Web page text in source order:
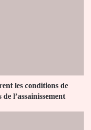
les conditions de
l’assainissement